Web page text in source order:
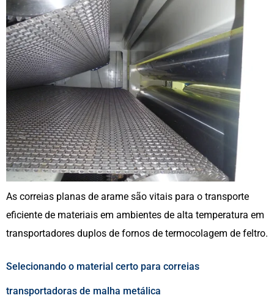
As correias planas de arame são vitais para o transporte
eficiente de materiais em ambientes de alta temperatura em
transportadores duplos de fornos de termocolagem de feltro.
Selecionando o material certo para correias
transportadoras de malha metálica